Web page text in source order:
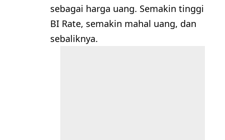
sebagai harga uang. Semakin tinggi
BI Rate, semakin mahal uang, dan
sebaliknya.